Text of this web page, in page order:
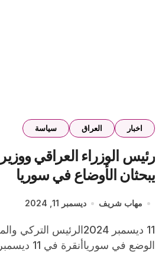
اخبار العراق سياسة
رئيس الوزراء العراقي ووزير
يبحثان الأوضاع في سوريا
مهاب شريف ديسمبر 11, 2024
11 ديسمبر 2024الرئيس التركي والمستشار الألماني يبحثان
الوضع في سورياأنقرة في 11 ديسمبر /قنا/ بحث...